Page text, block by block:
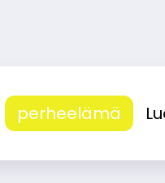
perheelämä